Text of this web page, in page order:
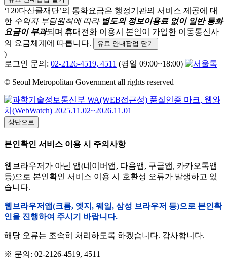
‘120다산콜재단’의 통화요금은 행정기관의 서비스 제공에 대
한 수익자 부담원칙에 따라 별도의 정보이용료 없이 일반 통화
요금이 부과되며 휴대전화 이용시 본인이 가입한 이동통신사
의 요금체계에 따릅니다.
유료 안내팝업 닫기
)
로그인 문의: 02-2126-4519, 4511 (평일 09:00~18:00)
© Seoul Metropolitan Government all rights reserved
상단으로
본인확인 서비스 이용 시 주의사항
웹브라우저가 아닌 앱(네이버앱, 다음앱, 구글앱, 카카오톡앱
등)으로 본인확인 서비스 이용 시 호환성 오류가 발생하고 있
습니다.
웹브라우저앱(크롬, 엣지, 웨일, 삼성 브라우저 등)으로 본인확
인을 진행하여 주시기 바랍니다.
해당 오류는 조속히 처리하도록 하겠습니다. 감사합니다.
※ 문의: 02-2126-4519, 4511